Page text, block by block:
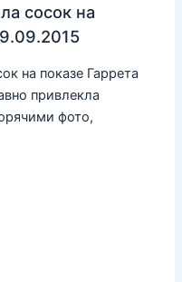
сосок на
на показе Гаррета
привлекла
фото,